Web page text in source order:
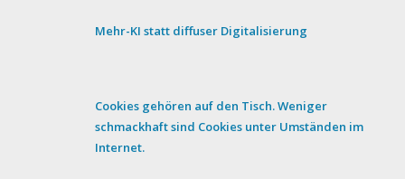
Mehr-KI statt diffuser Digitalisierung
Cookies gehören auf den Tisch. Weniger
schmackhaft sind Cookies unter Umständen im
Internet.